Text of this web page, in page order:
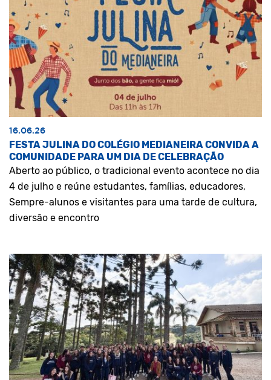
16.06.26
FESTA JULINA DO COLÉGIO MEDIANEIRA CONVIDA A
COMUNIDADE PARA UM DIA DE CELEBRAÇÃO
Aberto ao público, o tradicional evento acontece no dia
4 de julho e reúne estudantes, famílias, educadores,
Sempre-alunos e visitantes para uma tarde de cultura,
diversão e encontro